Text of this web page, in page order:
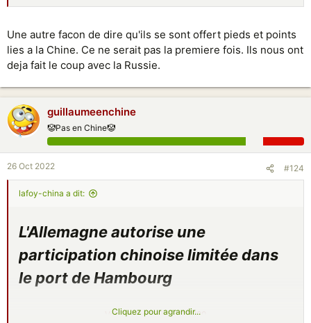
Une autre facon de dire qu'ils se sont offert pieds et points
lies a la Chine. Ce ne serait pas la premiere fois. Ils nous ont
deja fait le coup avec la Russie.
guillaumeenchine
🤡Pas en Chine🤡
26 Oct 2022 #124
lafoy-china a dit:
L'Allemagne autorise une
participation chinoise limitée dans
le port de Hambourg
Voir la pièce jointe 127920
Cliquez pour agrandir...